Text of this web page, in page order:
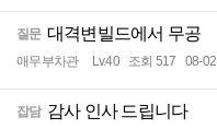
질문 대격변빌드에서 무공
애무부차관 Lv.40 조회 517 08-02
잡담 감사 인사 드립니다